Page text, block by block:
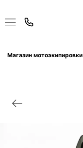
Магазин мотоэкипировки